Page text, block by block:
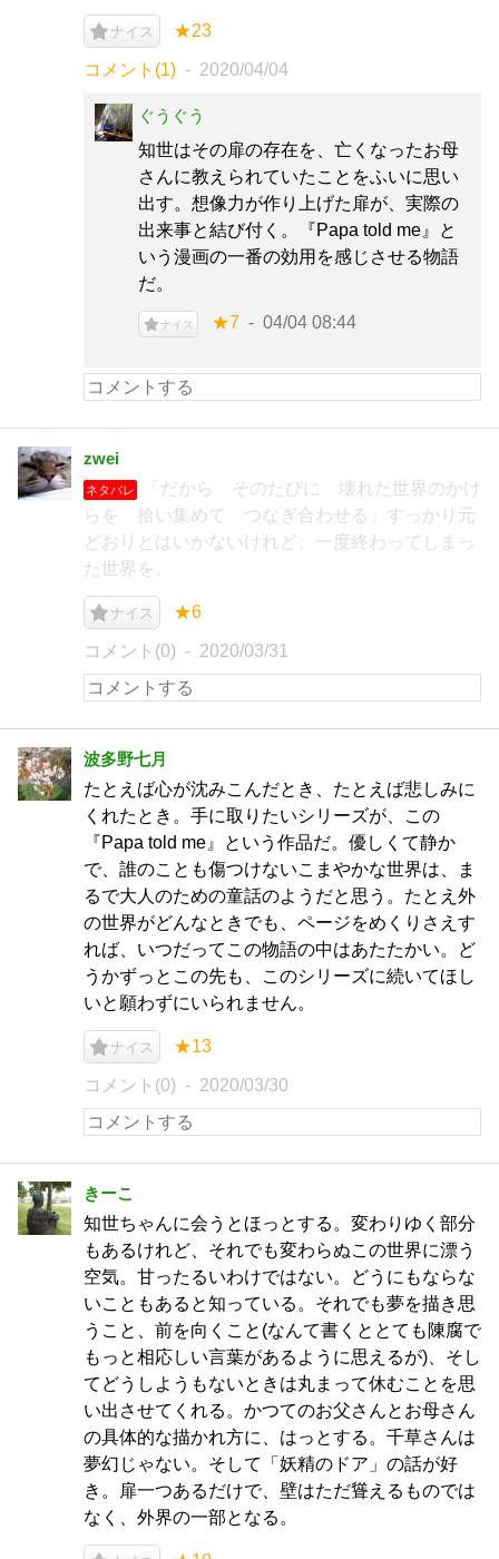
ナイス ★23
コメント(1) 2020/04/04
ぐうぐう
知世はその扉の存在を、亡くなったお母
さんに教えられていたことをふいに思い
出す。想像力が作り上げた扉が、実際の
出来事と結び付く。『Papa told me』と
いう漫画の一番の効用を感じさせる物語
だ。
ナイス ★7 04/04 08:44
zwei
ネタバレ
「だから そのたびに 壊れた世界のかけ
らを 拾い集めて つなぎ合わせる」すっかり元
どおりとはいかないけれど、一度終わってしまっ
た世界を。
ナイス ★6
コメント(0) 2020/03/31
波多野七月
たとえば心が沈みこんだとき、たとえば悲しみに
くれたとき。手に取りたいシリーズが、この
『Papa told me』という作品だ。優しくて静か
で、誰のことも傷つけないこまやかな世界は、ま
るで大人のための童話のようだと思う。たとえ外
の世界がどんなときでも、ページをめくりさえす
れば、いつだってこの物語の中はあたたかい。ど
うかずっとこの先も、このシリーズに続いてほし
いと願わずにいられません。
ナイス ★13
コメント(0) 2020/03/30
きーこ
知世ちゃんに会うとほっとする。変わりゆく部分
もあるけれど、それでも変わらぬこの世界に漂う
空気。甘ったるいわけではない。どうにもならな
いこともあると知っている。それでも夢を描き思
うこと、前を向くこと(なんて書くととても陳腐で
もっと相応しい言葉があるように思えるが)、そし
てどうしようもないときは丸まって休むことを思
い出させてくれる。かつてのお父さんとお母さん
の具体的な描かれ方に、はっとする。千草さんは
夢幻じゃない。そして「妖精のドア」の話が好
き。扉一つあるだけで、壁はただ聳えるものでは
なく、外界の一部となる。